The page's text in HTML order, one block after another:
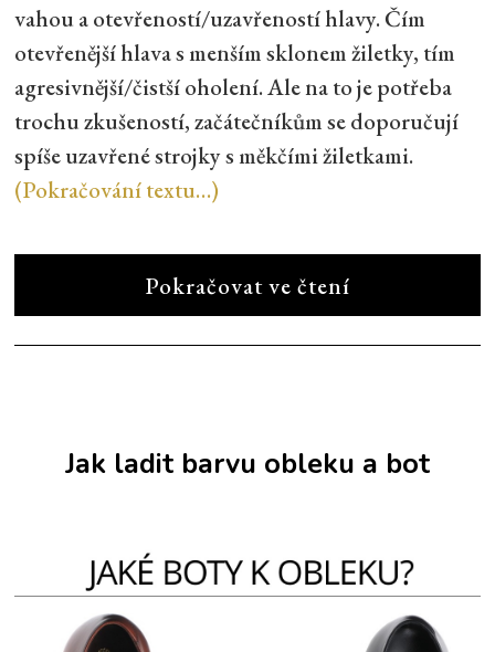
vahou a otevřeností/uzavřeností hlavy. Čím
otevřenější hlava s menším sklonem žiletky, tím
agresivnější/čistší oholení. Ale na to je potřeba
trochu zkušeností, začátečníkům se doporučují
spíše uzavřené strojky s měkčími žiletkami.
(Pokračování textu…)
Pokračovat ve čtení
Jak ladit barvu obleku a bot